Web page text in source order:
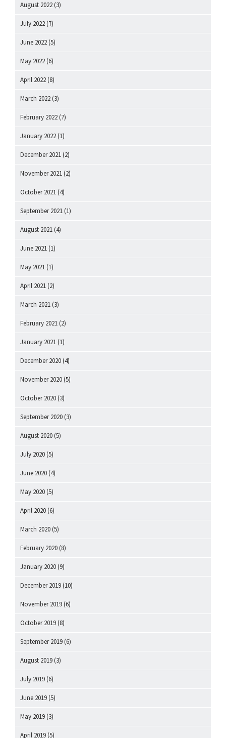
August 2022 (3)
July 2022 (7)
June 2022 (5)
May 2022 (6)
April 2022 (8)
March 2022 (3)
February 2022 (7)
January 2022 (1)
December 2021 (2)
November 2021 (2)
October 2021 (4)
September 2021 (1)
August 2021 (4)
June 2021 (1)
May 2021 (1)
April 2021 (2)
March 2021 (3)
February 2021 (2)
January 2021 (1)
December 2020 (4)
November 2020 (5)
October 2020 (3)
September 2020 (3)
August 2020 (5)
July 2020 (5)
June 2020 (4)
May 2020 (5)
April 2020 (6)
March 2020 (5)
February 2020 (8)
January 2020 (9)
December 2019 (10)
November 2019 (6)
October 2019 (8)
September 2019 (6)
August 2019 (3)
July 2019 (6)
June 2019 (5)
May 2019 (3)
April 2019 (5)